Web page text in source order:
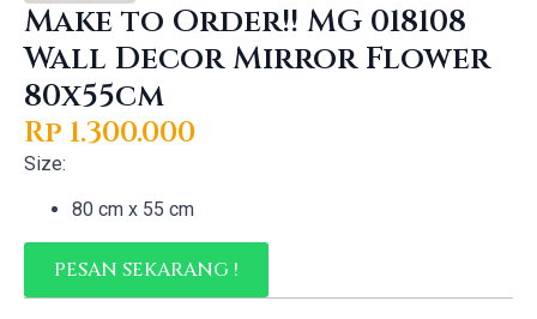
Make to Order!! MG 018108
Wall Decor Mirror Flower
80x55cm
Rp 1.300.000
Size:
80 cm x 55 cm
PESAN SEKARANG !